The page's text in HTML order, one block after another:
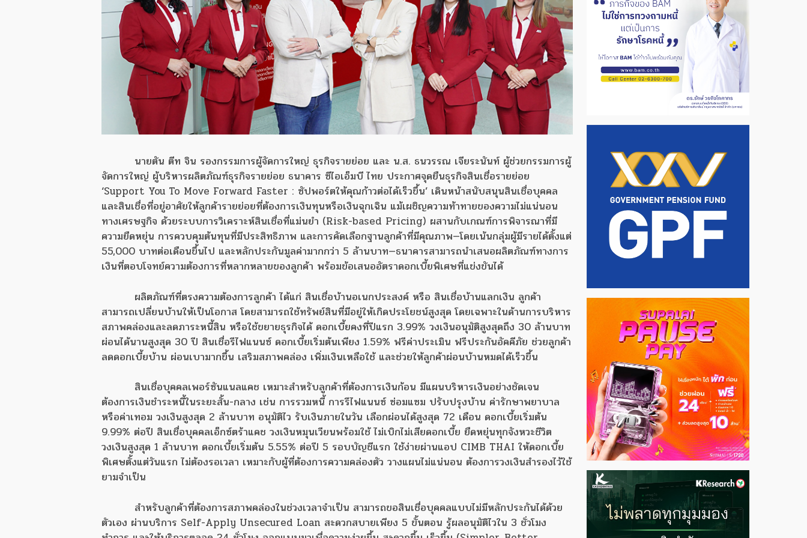
นายตัน ตีท จิน รองกรรมการผู้จัดการใหญ่ ธุรกิจรายย่อย และ น.ส. ธนวรรณ เจียระนันท์ ผู้ช่วยกรรมการผู้
จัดการใหญ่ ผู้บริหารผลิตภัณฑ์ธุรกิจรายย่อย ธนาคาร ซีไอเอ็มบี ไทย ประกาศจุดยืนธุรกิจสินเชื่อรายย่อย
‘Support You To Move Forward Faster : ซัปพอร์ตให้คุณก้าวต่อได้เร็วขึ้น’ เดินหน้าสนับสนุนสินเชื่อบุคคล
และสินเชื่อที่อยู่อาศัยให้ลูกค้ารายย่อยที่ต้องการเงินทุนหรือเงินฉุกเฉิน แม้เผชิญความท้าทายของความไม่แน่นอน
ทางเศรษฐกิจ ด้วยระบบการวิเคราะห์สินเชื่อที่แม่นยำ (Risk-based Pricing) ผสานกับเกณฑ์การพิจารณาที่มี
ความยืดหยุ่น การควบคุมต้นทุนที่มีประสิทธิภาพ และการคัดเลือกฐานลูกค้าที่มีคุณภาพ—โดยเน้นกลุ่มผู้มีรายได้ตั้งแต่
55,000 บาทต่อเดือนขึ้นไป และหลักประกันมูลค่ามากกว่า 5 ล้านบาท—ธนาคารสามารถนำเสนอผลิตภัณฑ์ทางการ
เงินที่ตอบโจทย์ความต้องการที่หลากหลายของลูกค้า พร้อมข้อเสนออัตราดอกเบี้ยพิเศษที่แข่งขันได้
ผลิตภัณฑ์ที่ตรงความต้องการลูกค้า ได้แก่ สินเชื่อบ้านอเนกประสงค์ หรือ สินเชื่อบ้านแลกเงิน ลูกค้า
สามารถเปลี่ยนบ้านให้เป็นโอกาส โดยสามารถใช้ทรัพย์สินที่มีอยู่ให้เกิดประโยชน์สูงสุด โดยเฉพาะในด้านการบริหาร
สภาพคล่องและลดภาระหนี้สิน หรือใช้ขยายธุรกิจได้ ดอกเบี้ยคงที่ปีแรก 3.99% วงเงินอนุมัติสูงสุดถึง 30 ล้านบาท
ผ่อนได้นานสูงสุด 30 ปี สินเชื่อรีไฟแนนซ์ ดอกเบี้ยเริ่มต้นเพียง 1.59% ฟรีค่าประเมิน ฟรีประกันอัคคีภัย ช่วยลูกค้า
ลดดอกเบี้ยบ้าน ผ่อนเบามากขึ้น เสริมสภาพคล่อง เพิ่มเงินเหลือใช้ และช่วยให้ลูกค้าผ่อนบ้านหมดได้เร็วขึ้น
สินเชื่อบุคคลเพอร์ซันแนลแคช เหมาะสำหรับลูกค้าที่ต้องการเงินก้อน มีแผนบริหารเงินอย่างชัดเจน
ต้องการเงินชำระหนี้ในระยะสั้น-กลาง เช่น การรวมหนี้ การรีไฟแนนซ์ ซ่อมแซม ปรับปรุงบ้าน ค่ารักษาพยาบาล
หรือค่าเทอม วงเงินสูงสุด 2 ล้านบาท อนุมัติไว รับเงินภายในวัน เลือกผ่อนได้สูงสุด 72 เดือน ดอกเบี้ยเริ่มต้น
9.99% ต่อปี สินเชื่อบุคคลเอ็กซ์ตร้าแคช วงเงินหมุนเวียนพร้อมใช้ ไม่เบิกไม่เสียดอกเบี้ย ยืดหยุ่นทุกจังหวะชีวิต
วงเงินสูงสุด 1 ล้านบาท ดอกเบี้ยเริ่มต้น 5.55% ต่อปี 5 รอบบัญชีแรก ใช้ง่ายผ่านแอป CIMB THAI ให้ดอกเบี้ย
พิเศษตั้งแต่วันแรก ไม่ต้องรอเวลา เหมาะกับผู้ที่ต้องการความคล่องตัว วางแผนไม่แน่นอน ต้องการวงเงินสำรองไว้ใช้
ยามจำเป็น
สำหรับลูกค้าที่ต้องการสภาพคล่องในช่วงเวลาจำเป็น สามารถขอสินเชื่อบุคคลแบบไม่มีหลักประกันได้ด้วย
ตัวเอง ผ่านบริการ Self-Apply Unsecured Loan สะดวกสบายเพียง 5 ขั้นตอน รู้ผลอนุมัติไวใน 3 ชั่วโมง